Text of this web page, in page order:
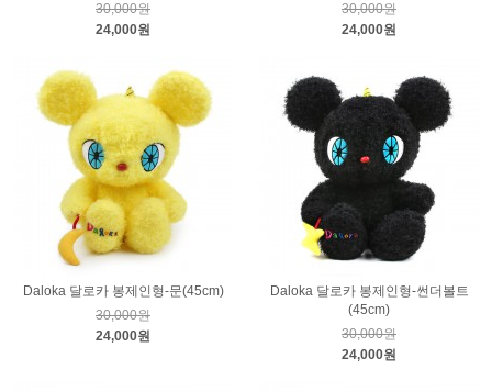
30,000원
24,000원
30,000원
24,000원
Daloka 달로카 봉제인형-문(45cm)
30,000원
24,000원
Daloka 달로카 봉제인형-썬더볼트
(45cm)
30,000원
24,000원